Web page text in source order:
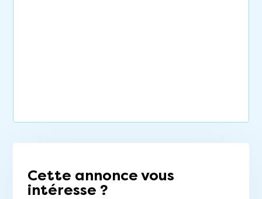
Cette annonce vous
intéresse ?